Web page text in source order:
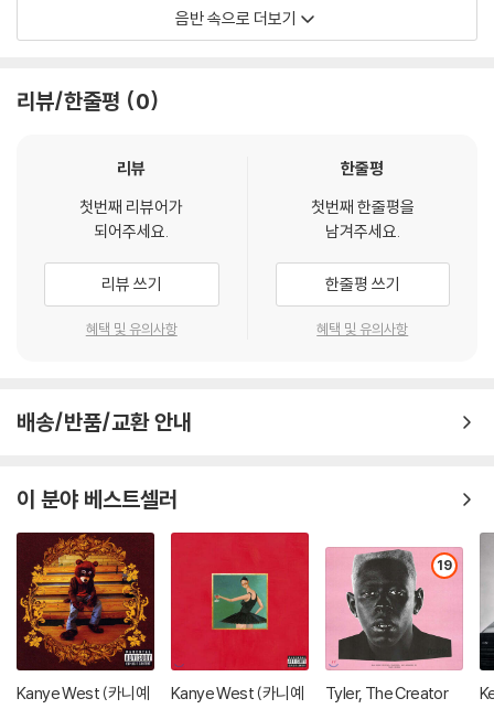
50 Cent / SnoopDoggTV
음반 속으로 더보기
리뷰/한줄평 0
리뷰
첫번째 리뷰어가
되어주세요.
리뷰 쓰기
혜택 및 유의사항
한줄평
첫번째 한줄평을
남겨주세요.
한줄평 쓰기
혜택 및 유의사항
배송/반품/교환 안내
이 분야 베스트셀러
Kanye West (카니예
Kanye West (카니예
19
Tyler, The Creator